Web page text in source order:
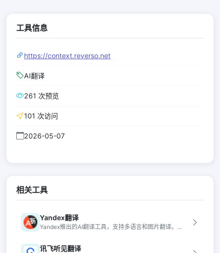
工具信息
https://context.reverso.net
AI翻译
261 次预览
101 次访问
2026-05-07
相关工具
Yandex翻译
Yandex推出的AI翻译工具，支持多语言和图片翻译。...
讯飞听见翻译